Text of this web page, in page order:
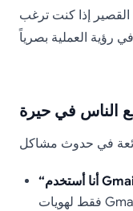
إذا كنت ترغب
الناس في حيرة
فقط لهويات Gmail القياسية. تحتاج النطاقات المخصصة